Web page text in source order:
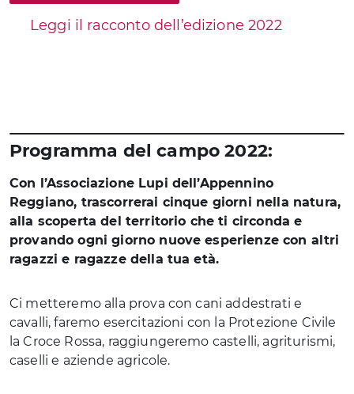
Leggi il racconto dell’edizione 2022
Programma del campo 2022:
Con l’Associazione Lupi dell’Appennino
Reggiano, trascorrerai cinque giorni nella natura,
alla scoperta del territorio che ti circonda e
provando ogni giorno nuove esperienze con altri
ragazzi e ragazze della tua età.
Ci metteremo alla prova con cani addestrati e
cavalli, faremo esercitazioni con la Protezione Civile
la Croce Rossa, raggiungeremo castelli, agriturismi,
caselli e aziende agricole.